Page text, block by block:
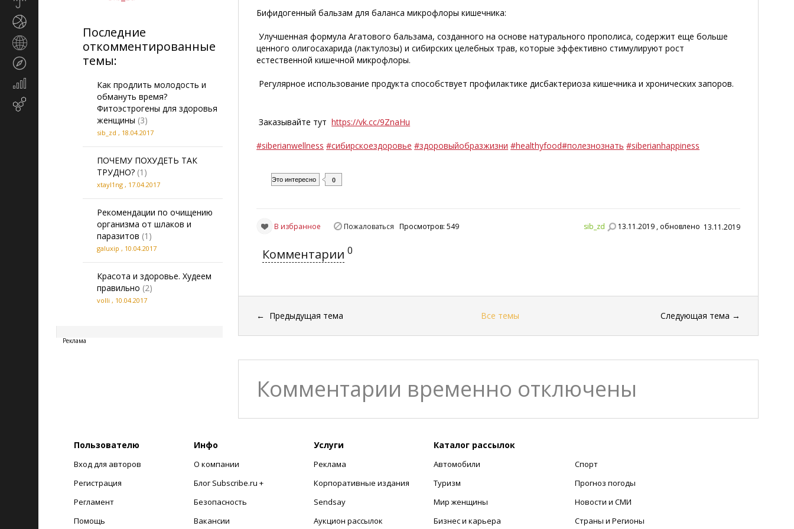
Последние
откомментированные
темы:
Как продлить молодость и
обмануть время?
Фитоэстрогены для здоровья
женщины (3)
sib_zd , 18.04.2017
ПОЧЕМУ ПОХУДЕТЬ ТАК
ТРУДНО? (1)
xtayl1ng , 17.04.2017
Рекомендации по очищению
организма от шлаков и
паразитов (1)
galuxip , 10.04.2017
Красота и здоровье. Худеем
правильно (2)
volli , 10.04.2017
Реклама
Бифидогенный бальзам для баланса микрофлоры кишечника:
Улучшенная формула Агатового бальзама, созданного на основе натурального прополиса, содержит еще больше
ценного олигосахарида (лактулозы) и сибирских целебных трав, которые эффективно стимулируют рост
естественной кишечной микрофлоры.
Регулярное использование продукта способствует профилактике дисбактериоза кишечника и хронических запоров.
Заказывайте тутhttps://vk.cc/9ZnaHu
#siberianwellness #сибирскоездоровье #здоровыйобразжизни #healthyfood#полезнознать #siberianhappiness
Это интересно 0
sib_zd 13.11.2019 , обновлено 13.11.2019
В избранное Пожаловаться Просмотров: 549
Комментарии 0
← Предыдущая тема Все темы Следующая тема →
Комментарии временно отключены
Пользователю
Вход для авторов
Регистрация
Регламент
Помощь
Инфо
О компании
Блог Subscribe.ru +
Безопасность
Вакансии
Услуги
Реклама
Корпоративные издания
Sendsay
Аукцион рассылок
Каталог рассылок
Автомобили
Туризм
Мир женщины
Бизнес и карьера
Спорт
Прогноз погоды
Новости и СМИ
Страны и Регионы